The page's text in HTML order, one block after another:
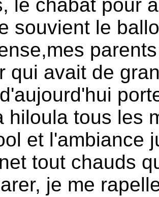
le chabat pour
souvient le
qui avait de
hiloula tous les
et l'ambiance
tout chauds
je me